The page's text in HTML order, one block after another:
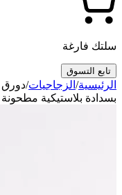
سلتك فارغة
تابع التسوق
الرئيسية/الزجاجيات/دورق
بسدادة بلاستيكية مطحونة